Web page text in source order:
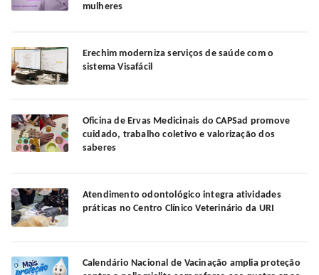
mulheres
Erechim moderniza serviços de saúde com o
sistema Visafácil
Oficina de Ervas Medicinais do CAPSad promove
cuidado, trabalho coletivo e valorização dos
saberes
Atendimento odontológico integra atividades
práticas no Centro Clínico Veterinário da URI
Calendário Nacional de Vacinação amplia proteção